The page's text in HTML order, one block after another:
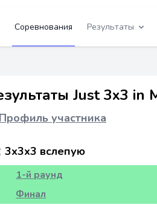
Соревнования Результаты
Just 3x3
Профиль участника
3x3x3 вслепую
1-й раунд
Финал